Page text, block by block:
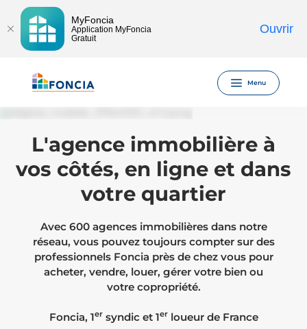
MyFoncia
Application MyFoncia
Gratuit
Ouvrir
Menu
L'agence immobilière à
vos côtés, en ligne et dans
votre quartier
Avec 600 agences immobilières dans notre
réseau, vous pouvez toujours compter sur des
professionnels Foncia près de chez vous pour
acheter, vendre, louer, gérer votre bien ou
votre copropriété.
Foncia, 1ersyndic et 1erloueur de France